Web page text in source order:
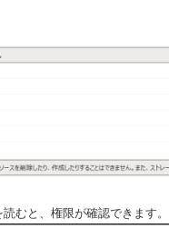
むと、権限が確認できます。